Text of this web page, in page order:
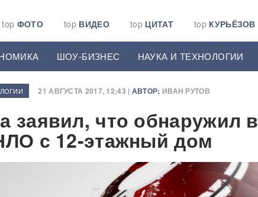
top ФОТО top ВИДЕО top ЦИТАТ top КУРЬЁЗОВ
ШОУ-БИЗНЕС НАУКА И ТЕХНОЛОГИИ
21 АВГУСТА 2017, 12:43 | АВТОР: ИВАН РУТОВ
заявил, что обнаружил в
с 12-этажный дом